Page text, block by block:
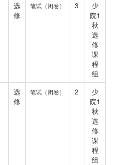
选
修
笔试（闭卷） 3
少
院1
秋
选
修
课
程
组
选
修
笔试（闭卷） 2
少
院1
秋
选
修
课
程
组